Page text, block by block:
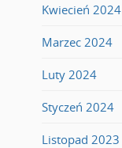
Kwiecień 2024
Marzec 2024
Luty 2024
Styczeń 2024
Listopad 2023